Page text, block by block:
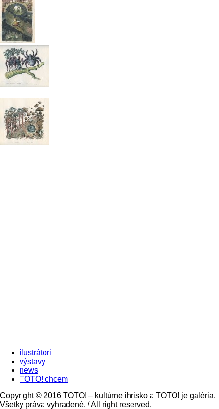
ilustrátori
výstavy
news
TOTO! chcem
Copyright © 2016 TOTO! – kultúrne ihrisko a TOTO! je galéria.
Všetky práva vyhradené. / All right reserved.